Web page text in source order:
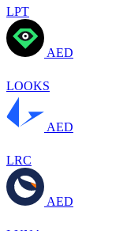
LPT
AED
LOOKS
AED
LRC
AED